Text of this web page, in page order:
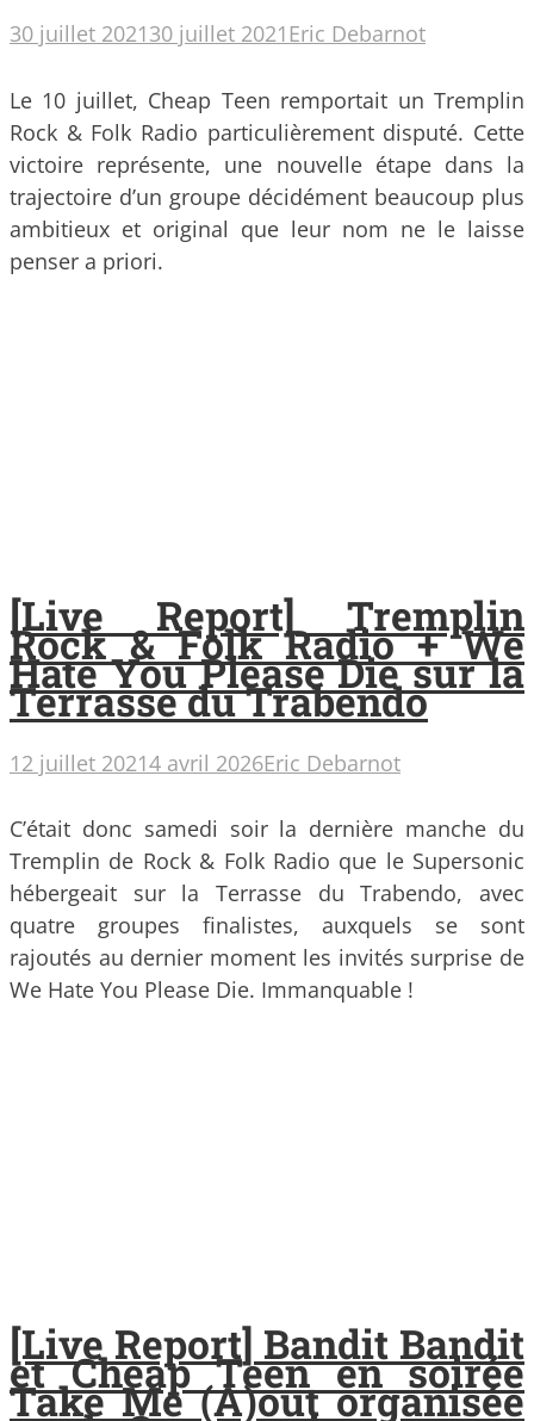
30 juillet 202130 juillet 2021 Eric Debarnot
Le 10 juillet, Cheap Teen remportait un Tremplin
Rock & Folk Radio particulièrement disputé. Cette
victoire représente, une nouvelle étape dans la
trajectoire d’un groupe décidément beaucoup plus
ambitieux et original que leur nom ne le laisse
penser a priori.
[Live Report] Tremplin
Rock & Folk Radio + We
Hate You Please Die sur la
Terrasse du Trabendo
12 juillet 20214 avril 2026Eric Debarnot
C’était donc samedi soir la dernière manche du
Tremplin de Rock & Folk Radio que le Supersonic
hébergeait sur la Terrasse du Trabendo, avec
quatre groupes finalistes, auxquels se sont
rajoutés au dernier moment les invités surprise de
We Hate You Please Die. Immanquable !
[Live Report] Bandit Bandit
et Cheap Teen en soirée
Take Me (A)out organisée